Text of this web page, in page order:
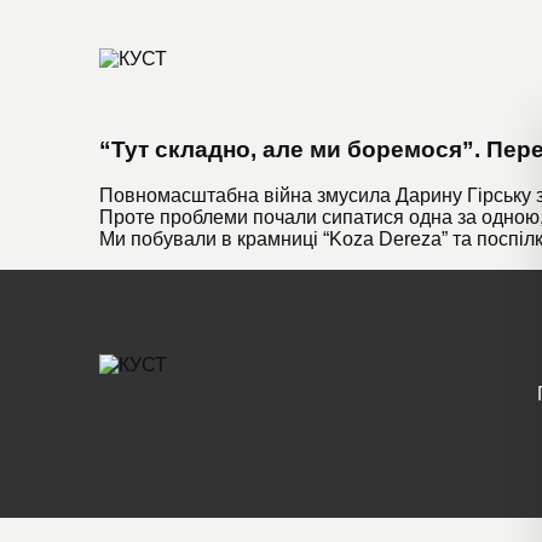
“Тут складно, але ми боремося”.
Повномасштабна війна змусила Дарину Гірську
Проте проблеми почали сипатися одна за
Ми побували в крамниці “Koza Dereza” та